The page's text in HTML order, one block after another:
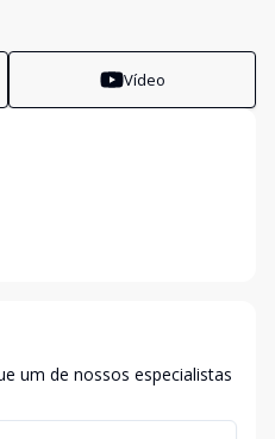
Vídeo
um de nossos especialistas